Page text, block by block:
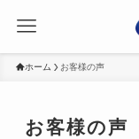
ホーム お客様の声
お客様の声